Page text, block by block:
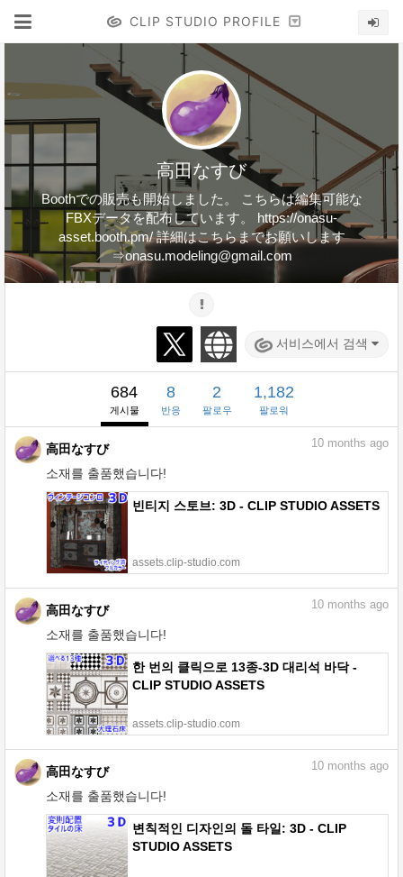
CLIP STUDIO PROFILE
高田なすび
Boothでの販売も開始しました。 こちらは編集可能な
FBXデータを配布しています。 https://onasu-
asset.booth.pm/ 詳細はこちらまでお願いします
⇒onasu.modeling@gmail.com
서비스에서 검색
684
게시물
8
반응
2
팔로우
1,182
팔로워
高田なすび
소재를 출품했습니다!
10 months ago
빈티지 스토브: 3D - CLIP STUDIO ASSETS
assets.clip-studio.com
高田なすび
소재를 출품했습니다!
10 months ago
한 번의 클릭으로 13종-3D 대리석 바닥 -
CLIP STUDIO ASSETS
assets.clip-studio.com
高田なすび
소재를 출품했습니다!
10 months ago
변칙적인 디자인의 돌 타일: 3D - CLIP
STUDIO ASSETS